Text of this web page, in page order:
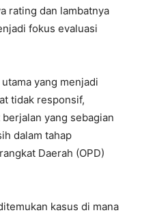
rating dan lambatnya
fokus evaluasi
yang menjadi
tidak responsif,
yang sebagian
dalam tahap
Daerah (OPD)
kasus di mana